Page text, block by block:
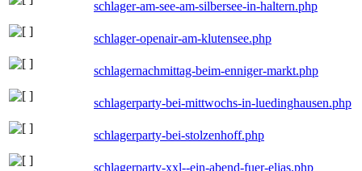
schlager-am-see-am-silbersee-in-haltern.php
schlager-openair-am-klutensee.php
schlagernachmittag-beim-enniger-markt.php
schlagerparty-bei-mittwochs-in-luedinghausen.php
schlagerparty-bei-stolzenhoff.php
schlagerparty-xxl--ein-abend-fuer-elias.php